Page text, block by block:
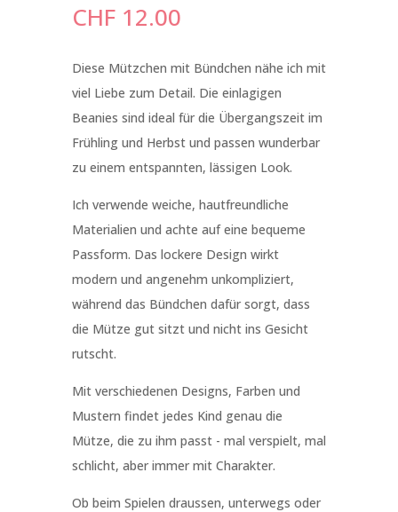
CHF12.00
Diese Mützchen mit Bündchen nähe ich mit
viel Liebe zum Detail. Die einlagigen
Beanies sind ideal für die Übergangszeit im
Frühling und Herbst und passen wunderbar
zu einem entspannten, lässigen Look.
Ich verwende weiche, hautfreundliche
Materialien und achte auf eine bequeme
Passform. Das lockere Design wirkt
modern und angenehm unkompliziert,
während das Bündchen dafür sorgt, dass
die Mütze gut sitzt und nicht ins Gesicht
rutscht.
Mit verschiedenen Designs, Farben und
Mustern findet jedes Kind genau die
Mütze, die zu ihm passt - mal verspielt, mal
schlicht, aber immer mit Charakter.
Ob beim Spielen draussen, unterwegs oder